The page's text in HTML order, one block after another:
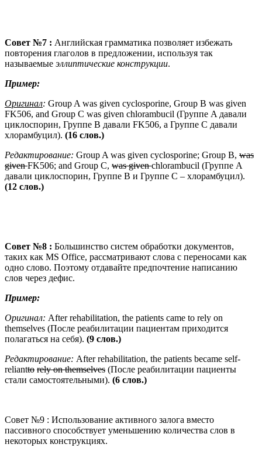
Совет №7 : Английская грамматика позволяет избежать
повторения глаголов в предложении, используя так
называемые эллиптические конструкции.
Пример:
Оригинал: Group A was given cyclosporine, Group B was given
FK506, and Group C was given chlorambucil (Группе A давали
циклоспорин, Группе B давали FK506, а Группе C давали
хлорамбуцил). (16 слов.)
Редактирование: Group A was given cyclosporine; Group B, was
givenFK506; and Group C, was givenchlorambucil (Группе A
давали циклоспорин, Группе B и Группе C – хлорамбуцил).
(12 слов.)
Совет №8 : Большинство систем обработки документов,
таких как MS Office, рассматривают слова с переносами как
одно слово. Поэтому отдавайте предпочтение написанию
слов через дефис.
Пример:
Оригинал: After rehabilitation, the patients came to rely on
themselves (После реабилитации пациентам приходится
полагаться на себя). (9 слов.)
Редактирование: After rehabilitation, the patients became self-
reliantto relyonthemselves (После реабилитации пациенты
стали самостоятельными). (6 слов.)
Совет №9 : Использование активного залога вместо
пассивного способствует уменьшению количества слов в
некоторых конструкциях.